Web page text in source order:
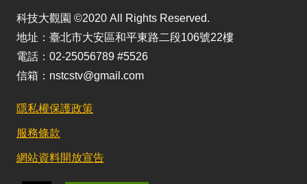
科技大觀園 ©2020 All Rights Reserved.
地址：臺北市大安區和平東路二段106號22樓
電話：02-25056789 #5526
信箱：nstcstv@gmail.com
隱私權保護政策
服務條款
網站資料開放宣告